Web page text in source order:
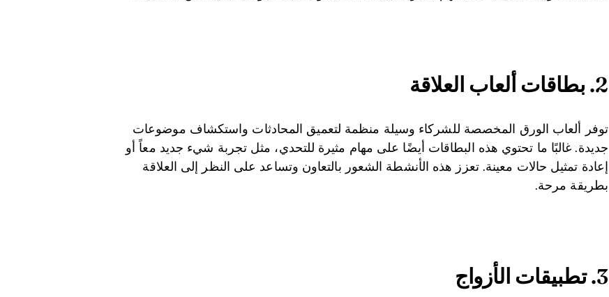
2. بطاقات ألعاب العلاقة
توفر ألعاب الورق المخصصة للشركاء وسيلة منظمة لتعميق المحادثات واستكشاف موضوعات
جديدة. غالبًا ما تحتوي هذه البطاقات أيضًا على مهام مثيرة للتحدي، مثل تجربة شيء جديد معاً أو
إعادة تمثيل حالات معينة. تعزز هذه الأنشطة الشعور بالتعاون وتساعد على النظر إلى العلاقة
بطريقة مرحة.
3. تطبيقات الأزواج